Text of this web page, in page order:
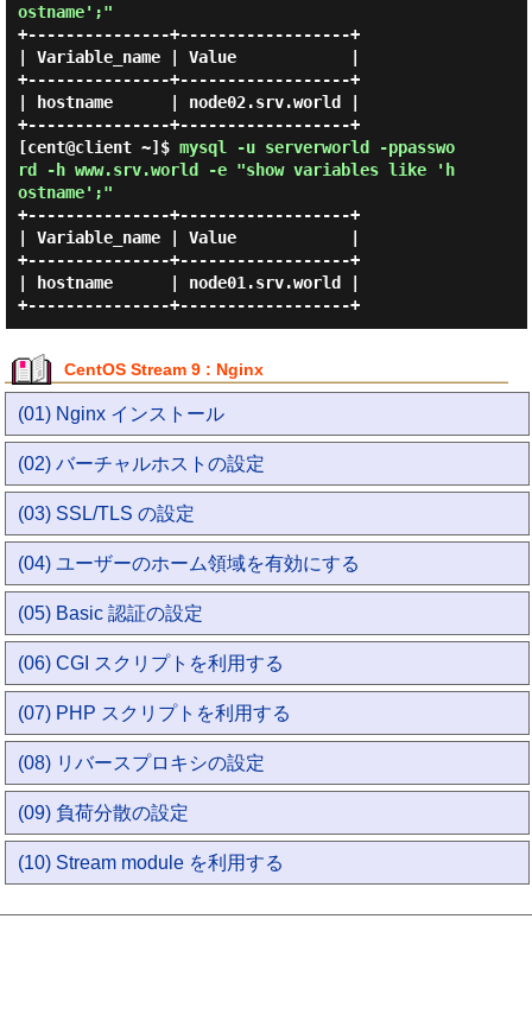
ostname';"
+---------------+------------------+
| Variable_name | Value            |
+---------------+------------------+
| hostname      | node02.srv.world |
+---------------+------------------+
[cent@client ~]$ mysql -u serverworld -ppasswo
rd -h www.srv.world -e "show variables like 'h
ostname';"
+---------------+------------------+
| Variable_name | Value            |
+---------------+------------------+
| hostname      | node01.srv.world |
+---------------+------------------+
CentOS Stream 9 : Nginx
(01) Nginx インストール
(02) バーチャルホストの設定
(03) SSL/TLS の設定
(04) ユーザーのホーム領域を有効にする
(05) Basic 認証の設定
(06) CGI スクリプトを利用する
(07) PHP スクリプトを利用する
(08) リバースプロキシの設定
(09) 負荷分散の設定
(10) Stream module を利用する